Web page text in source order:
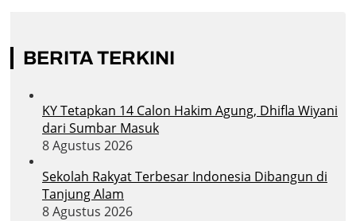
BERITA TERKINI
KY Tetapkan 14 Calon Hakim Agung, Dhifla Wiyani
dari Sumbar Masuk
8 Agustus 2026
Sekolah Rakyat Terbesar Indonesia Dibangun di
Tanjung Alam
8 Agustus 2026